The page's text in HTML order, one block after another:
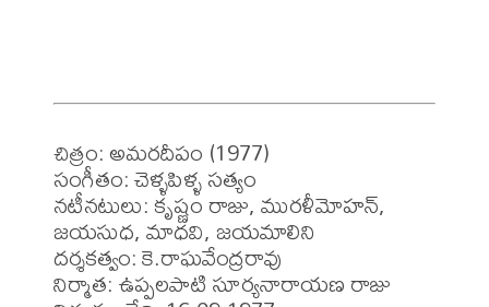
చిత్రం: అమరదీపం (1977)
సంగీతం: చెళ్ళపిళ్ళ సత్యం
నటీనటులు: కృష్ణం రాజు, మురళీమోహన్,
జయసుధ, మాధవి, జయమాలిని
దర్శకత్వం: కె.రాఘవేంద్రరావు
నిర్మాత: ఉప్పలపాటి సూర్యనారాయణ రాజు